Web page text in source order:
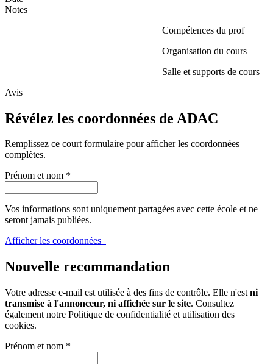
Notes
Compétences du prof
Organisation du cours
Salle et supports de cours
Avis
Révélez les coordonnées de ADAC
Remplissez ce court formulaire pour afficher les coordonnées
complètes.
Prénom et nom *
Vos informations sont uniquement partagées avec cette école et ne
seront jamais publiées.
Afficher les coordonnées
Nouvelle recommandation
Votre adresse e-mail est utilisée à des fins de contrôle. Elle n'est ni
transmise à l'annonceur, ni affichée sur le site. Consultez
également notre Politique de confidentialité et utilisation des
cookies.
Prénom et nom *